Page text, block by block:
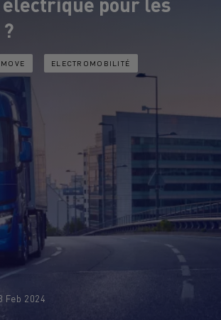
ELECTROMOBILITÉ
Feb 2024